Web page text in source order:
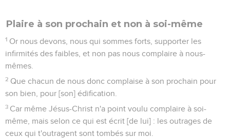
Plaire à son prochain et non à soi-même
1 Or nous devons, nous qui sommes forts, supporter les
infirmités des faibles, et non pas nous complaire à nous-
mêmes.
2 Que chacun de nous donc complaise à son prochain pour
son bien, pour [son] édification.
3 Car même Jésus-Christ n'a point voulu complaire à soi-
même, mais selon ce qui est écrit [de lui] : les outrages de
ceux qui t'outragent sont tombés sur moi.